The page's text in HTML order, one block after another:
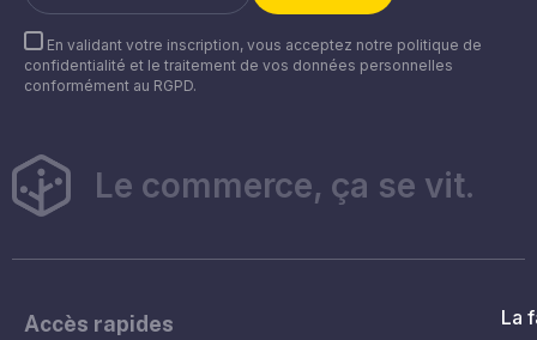
En validant votre inscription, vous acceptez notre politique de
confidentialité et le traitement de vos données personnelles
conformément au RGPD.
Le commerce, ça se vit.
Accès rapides
La